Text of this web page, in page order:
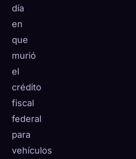
día
en
que
murió
el
crédito
fiscal
federal
para
vehículos